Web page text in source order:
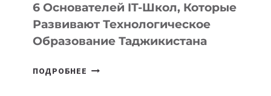
6 Основателей IT-Школ, Которые
Развивают Технологическое
Образование Таджикистана
ПОДРОБНЕЕ